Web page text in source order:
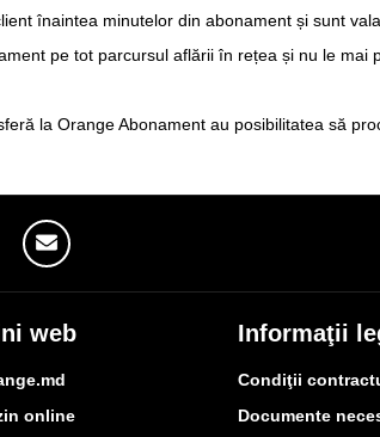
înaintea minutelor din abonament și sunt
pe tot parcursul aflării în rețea și nu le mai
la Orange Abonament au posibilitatea să
web
online
Informaţii
Condiţii
Documente